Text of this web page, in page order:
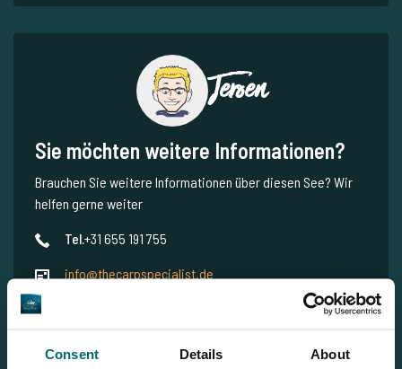
Consent Details About
Jeroen
Sie möchten weitere Informationen?
Brauchen Sie weitere Informationen über diesen See? Wir
helfen gerne weiter
Tel.+31 655 191 755
info@thecarpspecialist.de